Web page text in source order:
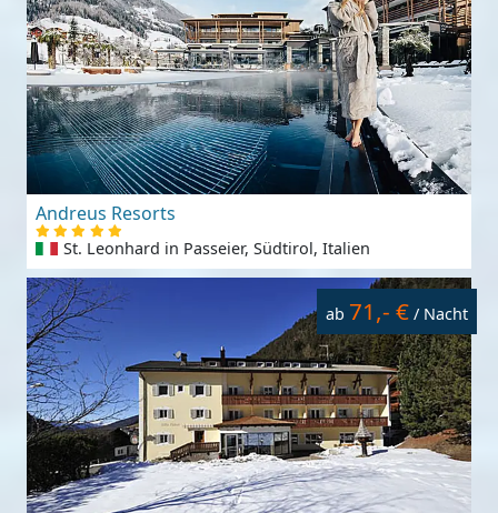
Andreus Resorts
St. Leonhard in Passeier, Südtirol, Italien
ab 71,- € / Nacht